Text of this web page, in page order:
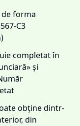
forma
C3
completat în
și
obține dintr-
din